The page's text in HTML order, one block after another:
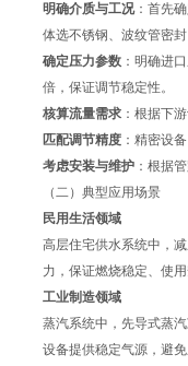
明确介质与工况：首先
体选不锈钢、波纹管密
确定压力参数 ：明确进
倍，保证调节稳定性。
核算流量需求 ：根据下
匹配调节精度 ：精密设
考虑安装与维护 ：根据
（二）典型应用场景
民用生活领域
高层住宅供水系统中，
力，保证燃烧稳定、使
工业制造领域
蒸汽系统中，先导式蒸
设备提供稳定气源，避